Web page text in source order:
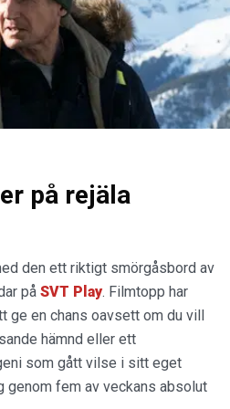
på rejäla
den ett riktigt smörgåsbord av
på SVT Play. Filmtopp har
ge en chans oavsett om du vill
hämnd eller ett
som gått vilse i sitt eget
genom fem av veckans absolut